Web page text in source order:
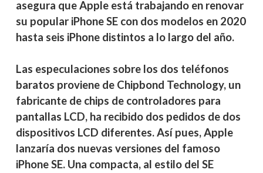
asegura que Apple está trabajando en renovar
su popular iPhone SE con dos modelos en 2020
hasta seis iPhone distintos a lo largo del año.
Las especulaciones sobre los dos teléfonos
baratos proviene de Chipbond Technology, un
fabricante de chips de controladores para
pantallas LCD, ha recibido dos pedidos de dos
dispositivos LCD diferentes. Así pues, Apple
lanzaría dos nuevas versiones del famoso
iPhone SE. Una compacta, al estilo del SE